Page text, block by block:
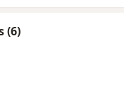
(6)